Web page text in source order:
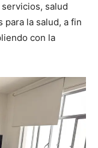
salud
para la salud, a fin
con la